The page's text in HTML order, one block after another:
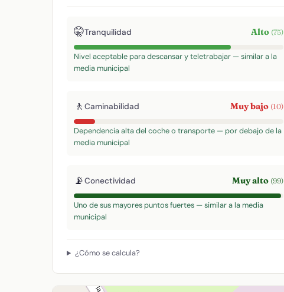
🤫Tranquilidad Alto (75)
Nivel aceptable para descansar y teletrabajar — similar a la
media municipal
🚶 Caminabilidad Muy bajo (10)
Dependencia alta del coche o transporte — por debajo de la
media municipal
📡Conectividad Muy alto (99)
Uno de sus mayores puntos fuertes — similar a la media
municipal
¿Cómo se calcula?